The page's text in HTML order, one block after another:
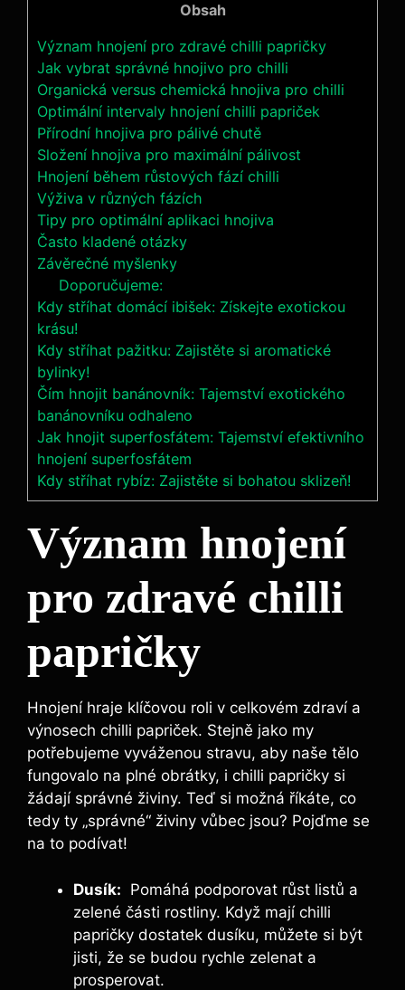
Obsah
Význam hnojení pro⁢ zdravé⁤ chilli papričky
Jak vybrat správné hnojivo pro chilli
Organická versus chemická ​hnojiva ​pro chilli
Optimální intervaly hnojení​ chilli ​papriček
Přírodní hnojiva pro pálivé chutě
Složení hnojiva ​pro maximální pálivost
Hnojení během růstových fází chilli
Výživa v různých​ fázích
Tipy pro optimální aplikaci‌ hnojiva
Často‍ kladené otázky
Závěrečné⁢ myšlenky
Doporučujeme:
Kdy stříhat domácí ibišek: Získejte exotickou
krásu!
Kdy stříhat pažitku: Zajistěte si aromatické
bylinky!
Čím hnojit banánovník: Tajemství exotického
banánovníku odhaleno
Jak hnojit superfosfátem: Tajemství efektivního
hnojení superfosfátem
Kdy stříhat rybíz: Zajistěte si bohatou sklizeň!
Význam hnojení
pro⁢ zdravé⁤ chilli
papričky
Hnojení hraje klíčovou roli v celkovém zdraví a⁢
výnosech chilli papriček. Stejně‌ jako my
potřebujeme vyváženou stravu, ⁣aby naše tělo
fungovalo na ⁢plné obrátky, i⁢ chilli ⁢papričky si⁣
žádají správné živiny. Teď si možná říkáte, co
tedy ty „správné“ živiny vůbec jsou? Pojďme se
na to‌ podívat!
Dusík: ‌ Pomáhá podporovat růst listů a
zelené části rostliny. Když mají chilli
papričky dostatek dusíku, můžete si být
jisti, že se budou rychle zelenat​ a
prosperovat.